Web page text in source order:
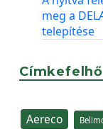
meg a
telepítése
Címkefelhő
Aereco